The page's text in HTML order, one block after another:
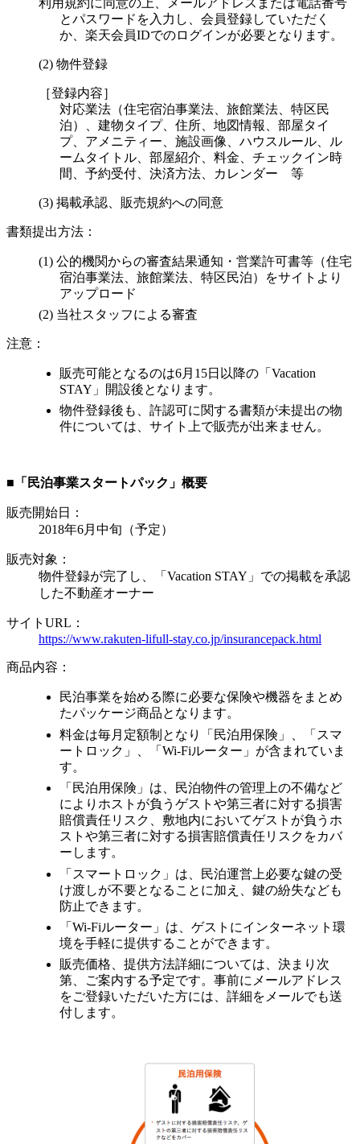
とパスワードを入力し、会員登録していただく
か、楽天会員IDでのログインが必要となります。
物件登録
［登録内容］
対応業法（住宅宿泊事業法、旅館業法、特区民
泊）、建物タイプ、住所、地図情報、部屋タイ
プ、アメニティー、施設画像、ハウスルール、ル
ームタイトル、部屋紹介、料金、チェックイン時
間、予約受付、決済方法、カレンダー 等
掲載承認、販売規約への同意
書類提出方法：
公的機関からの審査結果通知・営業許可書等（住宅
宿泊事業法、旅館業法、特区民泊）をサイトより
アップロード
当社スタッフによる審査
注意：
販売可能となるのは6月15日以降の「Vacation
STAY」開設後となります。
物件登録後も、許認可に関する書類が未提出の物
件については、サイト上で販売が出来ません。
■「民泊事業スタートパック」概要
販売開始日：
2018年6月中旬（予定）
販売対象：
物件登録が完了し、「Vacation STAY」での掲載を承認
した不動産オーナー
サイトURL：
https://www.rakuten-lifull-stay.co.jp/insurancepack.html
商品内容：
民泊事業を始める際に必要な保険や機器をまとめ
たパッケージ商品となります。
料金は毎月定額制となり「民泊用保険」、「スマ
ートロック」、「Wi-Fiルーター」が含まれていま
す。
「民泊用保険」は、民泊物件の管理上の不備など
によりホストが負うゲストや第三者に対する損害
賠償責任リスク、敷地内においてゲストが負うホ
ストや第三者に対する損害賠償責任リスクをカバ
ーします。
「スマートロック」は、民泊運営上必要な鍵の受
け渡しが不要となることに加え、鍵の紛失なども
防止できます。
「Wi-Fiルーター」は、ゲストにインターネット環
境を手軽に提供することができます。
販売価格、提供方法詳細については、決まり次
第、ご案内する予定です。事前にメールアドレス
をご登録いただいた方には、詳細をメールでも送
付します。